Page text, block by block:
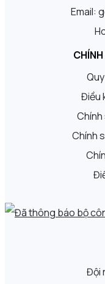
Email:
Điều
Chính
Đội